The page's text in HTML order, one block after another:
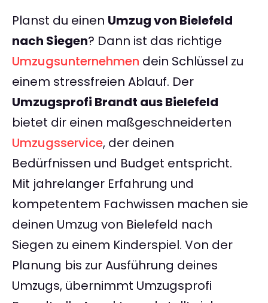
Planst du einen Umzug von Bielefeld
nach Siegen? Dann ist das richtige
Umzugsunternehmen dein Schlüssel zu
einem stressfreien Ablauf. Der
Umzugsprofi Brandt aus Bielefeld
bietet dir einen maßgeschneiderten
Umzugsservice, der deinen
Bedürfnissen und Budget entspricht.
Mit jahrelanger Erfahrung und
kompetentem Fachwissen machen sie
deinen Umzug von Bielefeld nach
Siegen zu einem Kinderspiel. Von der
Planung bis zur Ausführung deines
Umzugs, übernimmt Umzugsprofi